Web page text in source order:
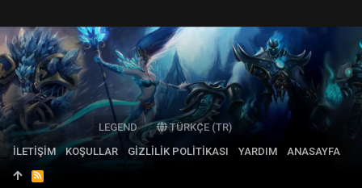
LEGEND
TÜRKÇE (TR)
İLETIŞIM
KOŞULLAR GIZLILIK POLITIKASI YARDIM ANASAYFA
R